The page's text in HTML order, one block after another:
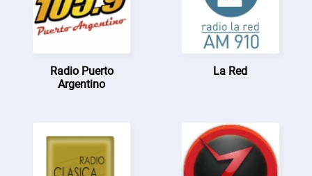
Radio Puerto
Argentino
La Red